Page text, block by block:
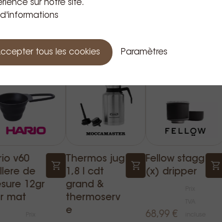
v60
de
12gr
mat
Thermos jug
1,8 l cdt
grand &
thermoserv
e
Fellow stagg
(x) dripper
68,99 €
sur notre site.
d'informations
tous les cookies Paramètres